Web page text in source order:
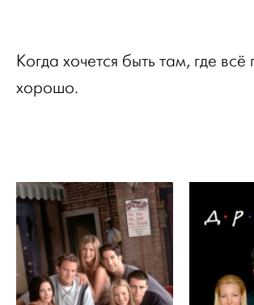
Когда хочется быть там, где
хорошо.